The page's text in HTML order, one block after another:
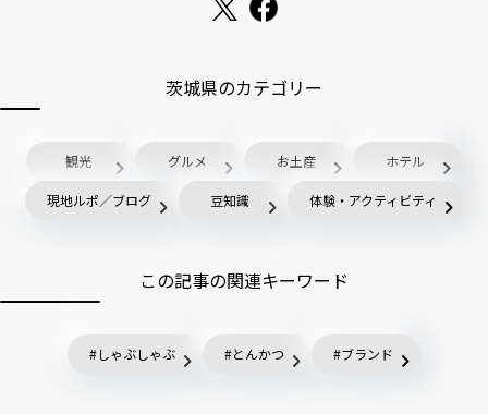
茨城県のカテゴリー
観光 グルメ お土産 ホテル
現地ルポ／ブログ 豆知識 体験・アクティビティ
この記事の関連キーワード
しゃぶしゃぶ とんかつ ブランド